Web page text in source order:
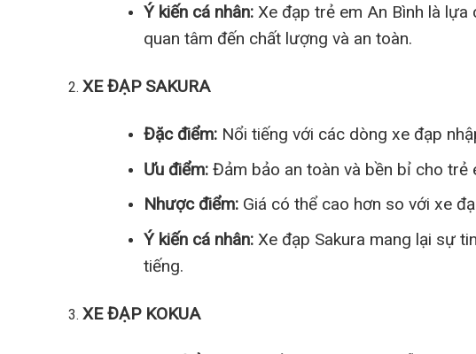
Ý kiến cá nhân:Xe đạp trẻ em An Bình là lựa
quan tâm đến chất lượng và an toàn.
XE ĐẠP SAKURA
Đặc điểm:Nổi tiếng với các dòng xe đạp
Ưu điểm:Đảm bảo an toàn và bền bỉ cho trẻ
Nhược điểm:Giá có thể cao hơn so với xe
Ý kiến cá nhân:Xe đạp Sakura mang lại sự
tiếng.
XE ĐẠP KOKUA